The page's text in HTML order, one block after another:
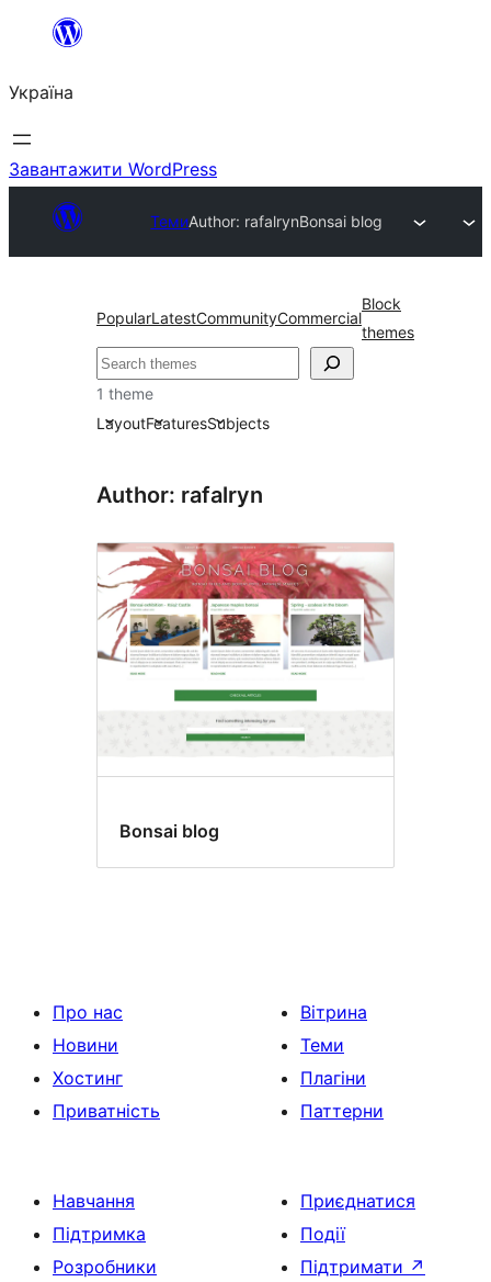
Перейти
вмісту
Україна
Завантажити WordPress
ТемиAuthor: rafalrynBonsai blog
PopularLatestCommunityCommercial
Block
themes
Пошук
1 theme
LayoutFeaturesSubjects
Author: rafalryn
Bonsai blog
Про нас
Новини
Хостинг
Приватність
Вітрина
Теми
Плагіни
Паттерни
Навчання
Підтримка
Розробники
Приєднатися
Події
Підтримати ↗